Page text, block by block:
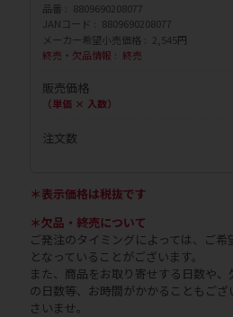
品番
8809690208077
JANコード
8809690208077
メーカー希望小売価格
2,545円
終売・欠品情報
終売
販売価格
（単価 × 入数）
注文数
＊表示価格は税抜です
＊欠品・終売について
ご発注のタイミングによっては、ご
となっていることがございます。
また、商品をお取り寄せする日数や
の日数等、お時間がかかることもご
さいませ。